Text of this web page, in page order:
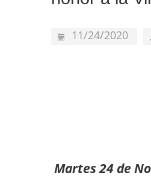
11/24/2020
Martes 24 de